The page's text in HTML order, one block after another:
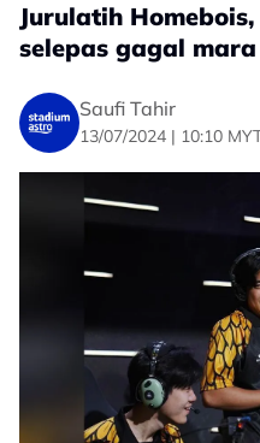
Jurulatih
selepas gagal
Saufi Tahir
13/07/2024 | 10:10